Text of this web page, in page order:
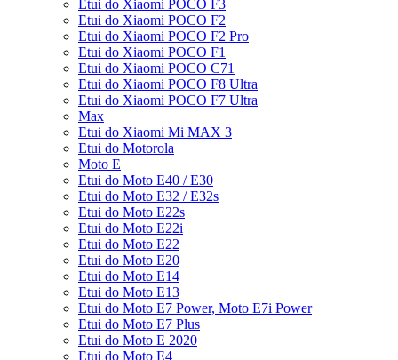
Etui do Xiaomi POCO F3
Etui do Xiaomi POCO F2
Etui do Xiaomi POCO F2 Pro
Etui do Xiaomi POCO F1
Etui do Xiaomi POCO C71
Etui do Xiaomi POCO F8 Ultra
Etui do Xiaomi POCO F7 Ultra
Max
Etui do Xiaomi Mi MAX 3
Etui do Motorola
Moto E
Etui do Moto E40 / E30
Etui do Moto E32 / E32s
Etui do Moto E22s
Etui do Moto E22i
Etui do Moto E22
Etui do Moto E20
Etui do Moto E14
Etui do Moto E13
Etui do Moto E7 Power, Moto E7i Power
Etui do Moto E7 Plus
Etui do Moto E 2020
Etui do Moto E4